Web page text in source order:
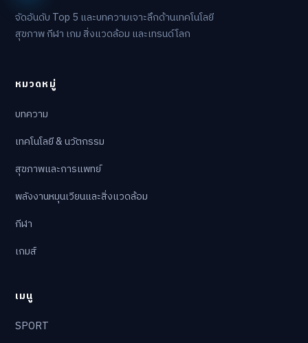
จัดอันดับ Top 5 และบทความเจาะลึกด้านเทคโนโลยี
สุขภาพ กีฬา เกม สิ่งแวดล้อม และเทรนด์โลก
หมวดหมู่
บทความ
เทคโนโลยี & นวัตกรรม
สุขภาพและการแพทย์
พลังงานหมุนเวียนและสิ่งแวดล้อม
กีฬา
เกมส์
เมนู
SPORT